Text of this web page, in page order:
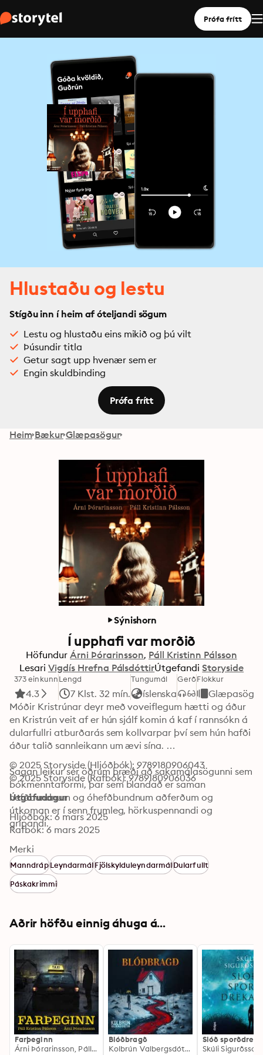
Prófa frítt
Hlustaðu og lestu
Stígðu inn í heim af óteljandi sögum
Lestu og hlustaðu eins mikið og þú vilt
Þúsundir titla
Getur sagt upp hvenær sem er
Engin skuldbinding
Prófa frítt
Heim Bækur Glæpasögur
Sýnishorn
Í upphafi var morðið
Höfundur Árni Þórarinsson Páll Kristinn Pálsson
Lesari Vigdís Hrefna PálsdóttirÚtgefandi Storyside
373 einkunn
4.3
Lengd
7 Klst. 32 mín.
Tungumál
íslenska
GerðFlokkur
Glæpasögur
Móðir Kristrúnar deyr með voveiflegum hætti og áður
en Kristrún veit af er hún sjálf komin á kaf í rannsókn á
dularfullri atburðarás sem kollvarpar því sem hún hafði
áður talið sannleikann um ævi sína.
Sagan leikur sér öðrum þræði að sakamálasögunni sem
bókmenntaformi, þar sem blandað er saman
hefðbundnum og óhefðbundnum aðferðum og
útkoman er í senn frumleg, hörkuspennandi og
grípandi.
Árni er einn helsti spennusagnahöfundur þjóðarinnar og
Páll Kristinn er höfundur fjölmargra þekktra
skáldverka. Þetta er fyrsta sameiginlega skáldsaga
þeirra.
© 2025 Storyside (Hljóðbók): 9789180906043
© 2025 Storyside (Rafbók): 9789180906036
Útgáfudagur
Hljóðbók: 6 mars 2025
Rafbók: 6 mars 2025
Merki
ManndrápLeyndarmálFjölskylduleyndarmálDularfullt
Páskakrimmi
Aðrir höfðu einnig áhuga á...
Farþeginn
Árni Þórarinsson, Páll Kristinn Pálsson
Blóðbragð
Kolbrún Valbergsdóttir
Slóð
Skúli Sigurðsson